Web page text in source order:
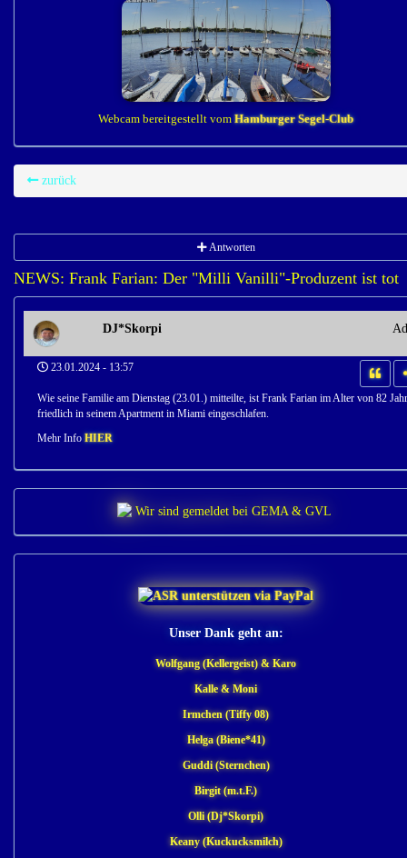
Webcam bereitgestellt vom Hamburger Segel-Club
zurück
Antworten
NEWS: Frank Farian: Der "Milli Vanilli"-Produzent ist tot
DJ*Skorpi
23.01.2024 - 13:57
Wie seine Familie am Dienstag (23.01.) mitteilte, ist Frank Farian im Alter von 82
friedlich in seinem Apartment in Miami eingeschlafen.
Mehr Info HIER
Unser Dank geht an:
Wolfgang (Kellergeist) & Karo
Kalle & Moni
Irmchen (Tiffy 08)
Helga (Biene*41)
Guddi (Sternchen)
Birgit (m.t.F.)
Olli (Dj*Skorpi)
Keany (Kuckucksmilch)